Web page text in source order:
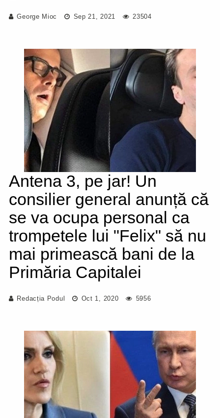
George Mioc Sep 21, 2021 23504
Antena 3, pe jar! Un
consilier general anunță că
se va ocupa personal ca
trompetele lui "Felix" să nu
mai primească bani de la
Primăria Capitalei
Redacția Podul Oct 1, 2020 5956